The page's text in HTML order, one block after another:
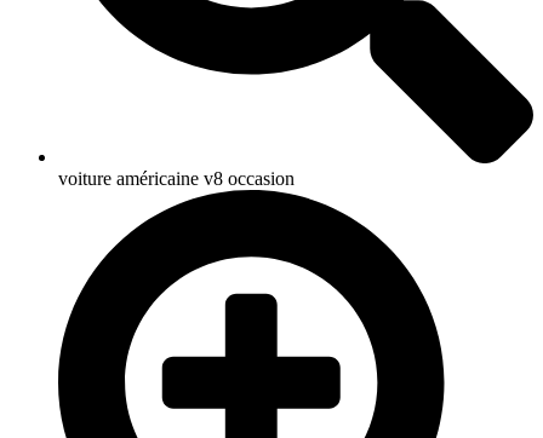
voiture américaine v8 occasion